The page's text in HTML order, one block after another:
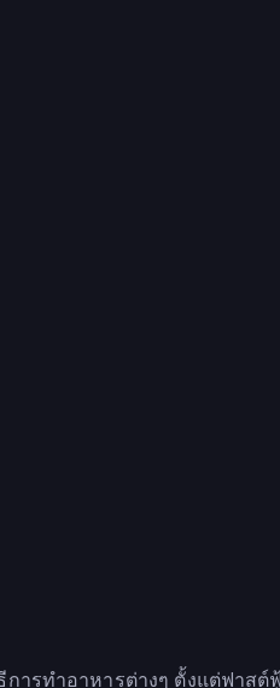
ารทำอาหารต่างๆ ตั้งแต่ฟาสต์